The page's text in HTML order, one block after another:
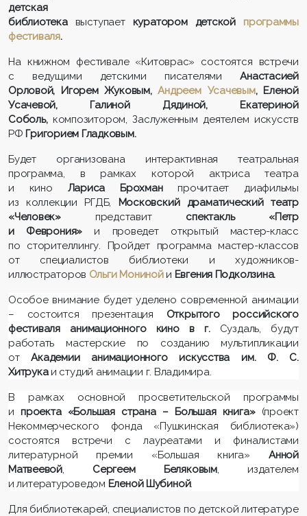
детская
библиотекавыступает куратором детской программы
фестиваля.
На книжном фестивале «Китоврас» состоятся встречи
с ведущими детскими писателямиАнастасией
Орловой, Игорем Жуковым,Андреем Усачевым, Еленой
Усачевой, Галиной Дядиной, Екатериной
Соболь, композитором, Заслуженным деятелем искусств
РФ Григорием Гладковым.
Будет организована интерактивная театральная
программа, в рамках которой актриса театра
и кино Лариса Брохманпрочитает диафильмы
из коллекции РГДБ, Московский драматический театр
«Человек»представит спектакль «Петр
и Феврония» и проведет открытый мастер-класс
по сторителлингу. Пройдет программа мастер-классов
от специалистов библиотеки и художников-
иллюстраторов Ольги Монинойи Евгения Подколзина.
Особое внимание будет уделено современной анимации
– состоится презентация Открытого российского
фестиваля анимационного кинов г.Суздаль, будут
работать мастерские по созданию мультипликации
отАкадемии анимационного искусства им. Ф. С.
Хитрукаи студий анимации г. Владимира.
В рамках основной просветительской программы
и проекта «Большая страна – Большая книга»(проект
Некоммерческого фонда «Пушкинская библиотека»)
состоятся встречи с лауреатами и финалистами
литературной премии «Большая книга»Анной
Матвеевой, Сергеем Беляковым, издателем
и литературоведом Еленой Шубиной.
Для библиотекарей, специалистов по детской литературе